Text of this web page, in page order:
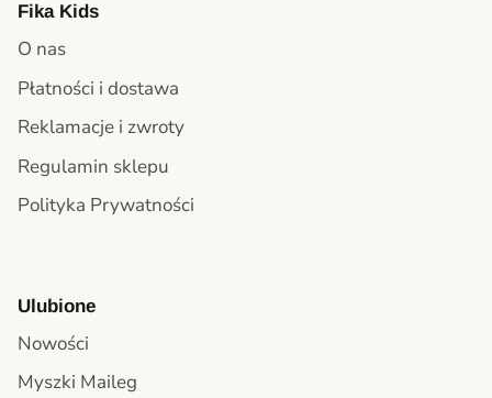
Fika Kids
O nas
Płatności i dostawa
Reklamacje i zwroty
Regulamin sklepu
Polityka Prywatności
Ulubione
Nowości
Myszki Maileg